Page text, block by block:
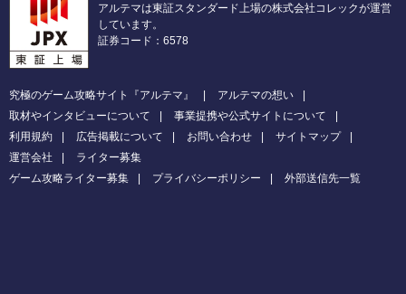
アルテマは東証スタンダード上場の株式会社コレックが運営
しています。
証券コード：6578
究極のゲーム攻略サイト『アルテマ』
アルテマの想い
取材やインタビューについて
事業提携や公式サイトについて
利用規約
広告掲載について お問い合わせ
サイトマップ
運営会社
ライター募集
ゲーム攻略ライター募集
プライバシーポリシー 外部送信先一覧